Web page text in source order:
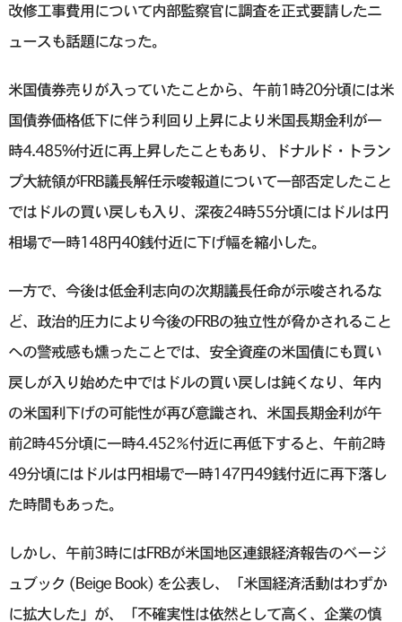
改修工事費用について内部監察官に調査を正式要請したニ
ュースも話題になった。
米国債券売りが入っていたことから、午前1時20分頃には米
国債券価格低下に伴う利回り上昇により米国長期金利が一
時4.485%付近に再上昇したこともあり、ドナルド・トラン
プ大統領がFRB議長解任示唆報道について一部否定したこと
ではドルの買い戻しも入り、深夜24時55分頃にはドルは円
相場で一時148円40銭付近に下げ幅を縮小した。
一方で、今後は低金利志向の次期議長任命が示唆されるな
ど、政治的圧力により今後のFRBの独立性が脅かされること
への警戒感も燻ったことでは、安全資産の米国債にも買い
戻しが入り始めた中ではドルの買い戻しは鈍くなり、年内
の米国利下げの可能性が再び意識され、米国長期金利が午
前2時45分頃に一時4.452％付近に再低下すると、午前2時
49分頃にはドルは円相場で一時147円49銭付近に再下落し
た時間もあった。
しかし、午前3時にはFRBが米国地区連銀経済報告のベージ
ュブック (Beige Book) を公表し、「米国経済活動はわずか
に拡大した」が、「不確実性は依然として高く、企業の慎